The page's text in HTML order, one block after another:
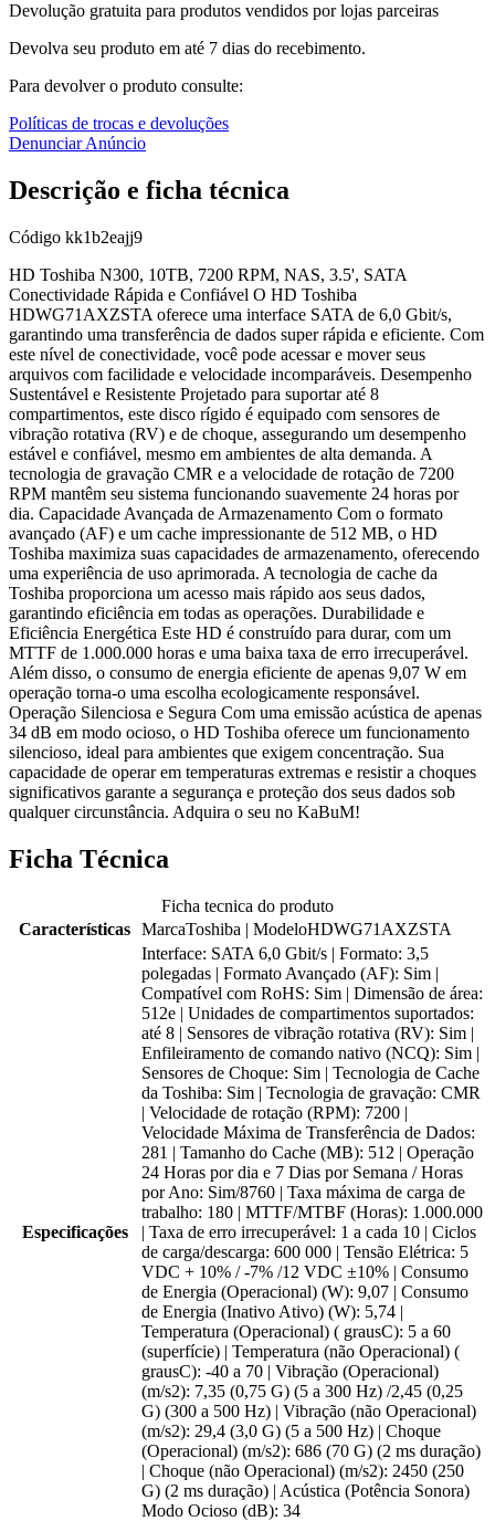
Devolução gratuita para produtos vendidos por lojas parceiras
Devolva seu produto em até 7 dias do recebimento.
Para devolver o produto consulte:
Políticas de trocas e devoluções
Denunciar Anúncio
Descrição e ficha técnica
Código kk1b2eajj9
HD Toshiba N300, 10TB, 7200 RPM, NAS, 3.5', SATA
Conectividade Rápida e Confiável O HD Toshiba
HDWG71AXZSTA oferece uma interface SATA de 6,0 Gbit/s,
garantindo uma transferência de dados super rápida e eficiente. Com
este nível de conectividade, você pode acessar e mover seus
arquivos com facilidade e velocidade incomparáveis. Desempenho
Sustentável e Resistente Projetado para suportar até 8
compartimentos, este disco rígido é equipado com sensores de
vibração rotativa (RV) e de choque, assegurando um desempenho
estável e confiável, mesmo em ambientes de alta demanda. A
tecnologia de gravação CMR e a velocidade de rotação de 7200
RPM mantêm seu sistema funcionando suavemente 24 horas por
dia. Capacidade Avançada de Armazenamento Com o formato
avançado (AF) e um cache impressionante de 512 MB, o HD
Toshiba maximiza suas capacidades de armazenamento, oferecendo
uma experiência de uso aprimorada. A tecnologia de cache da
Toshiba proporciona um acesso mais rápido aos seus dados,
garantindo eficiência em todas as operações. Durabilidade e
Eficiência Energética Este HD é construído para durar, com um
MTTF de 1.000.000 horas e uma baixa taxa de erro irrecuperável.
Além disso, o consumo de energia eficiente de apenas 9,07 W em
operação torna-o uma escolha ecologicamente responsável.
Operação Silenciosa e Segura Com uma emissão acústica de apenas
34 dB em modo ocioso, o HD Toshiba oferece um funcionamento
silencioso, ideal para ambientes que exigem concentração. Sua
capacidade de operar em temperaturas extremas e resistir a choques
significativos garante a segurança e proteção dos seus dados sob
qualquer circunstância. Adquira o seu no KaBuM!
Ficha Técnica
Ficha tecnica do produto
Características MarcaToshiba | ModeloHDWG71AXZSTA
Especificações
Interface: SATA 6,0 Gbit/s | Formato: 3,5
polegadas | Formato Avançado (AF): Sim |
Compatível com RoHS: Sim | Dimensão de área:
512e | Unidades de compartimentos suportados:
até 8 | Sensores de vibração rotativa (RV): Sim |
Enfileiramento de comando nativo (NCQ): Sim |
Sensores de Choque: Sim | Tecnologia de Cache
da Toshiba: Sim | Tecnologia de gravação: CMR
| Velocidade de rotação (RPM): 7200 |
Velocidade Máxima de Transferência de Dados:
281 | Tamanho do Cache (MB): 512 | Operação
24 Horas por dia e 7 Dias por Semana / Horas
por Ano: Sim/8760 | Taxa máxima de carga de
trabalho: 180 | MTTF/MTBF (Horas): 1.000.000
| Taxa de erro irrecuperável: 1 a cada 10 | Ciclos
de carga/descarga: 600 000 | Tensão Elétrica: 5
VDC + 10% / -7% /12 VDC ±10% | Consumo
de Energia (Operacional) (W): 9,07 | Consumo
de Energia (Inativo Ativo) (W): 5,74 |
Temperatura (Operacional) ( grausC): 5 a 60
(superfície) | Temperatura (não Operacional) (
grausC): -40 a 70 | Vibração (Operacional)
(m/s2): 7,35 (0,75 G) (5 a 300 Hz) /2,45 (0,25
G) (300 a 500 Hz) | Vibração (não Operacional)
(m/s2): 29,4 (3,0 G) (5 a 500 Hz) | Choque
(Operacional) (m/s2): 686 (70 G) (2 ms duração)
| Choque (não Operacional) (m/s2): 2450 (250
G) (2 ms duração) | Acústica (Potência Sonora)
Modo Ocioso (dB): 34